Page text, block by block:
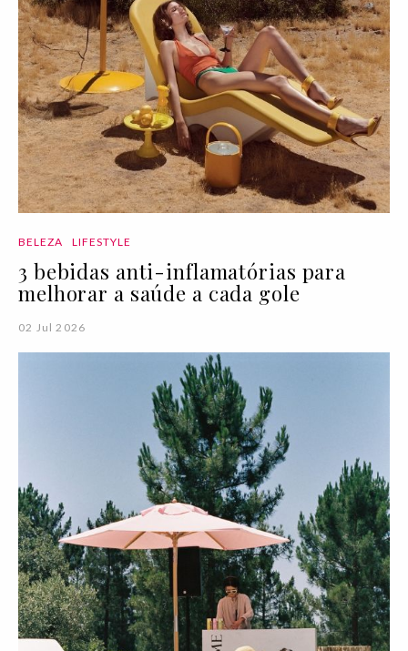
BELEZA LIFESTYLE
3 bebidas anti-inflamatórias para
melhorar a saúde a cada gole
02 Jul 2026